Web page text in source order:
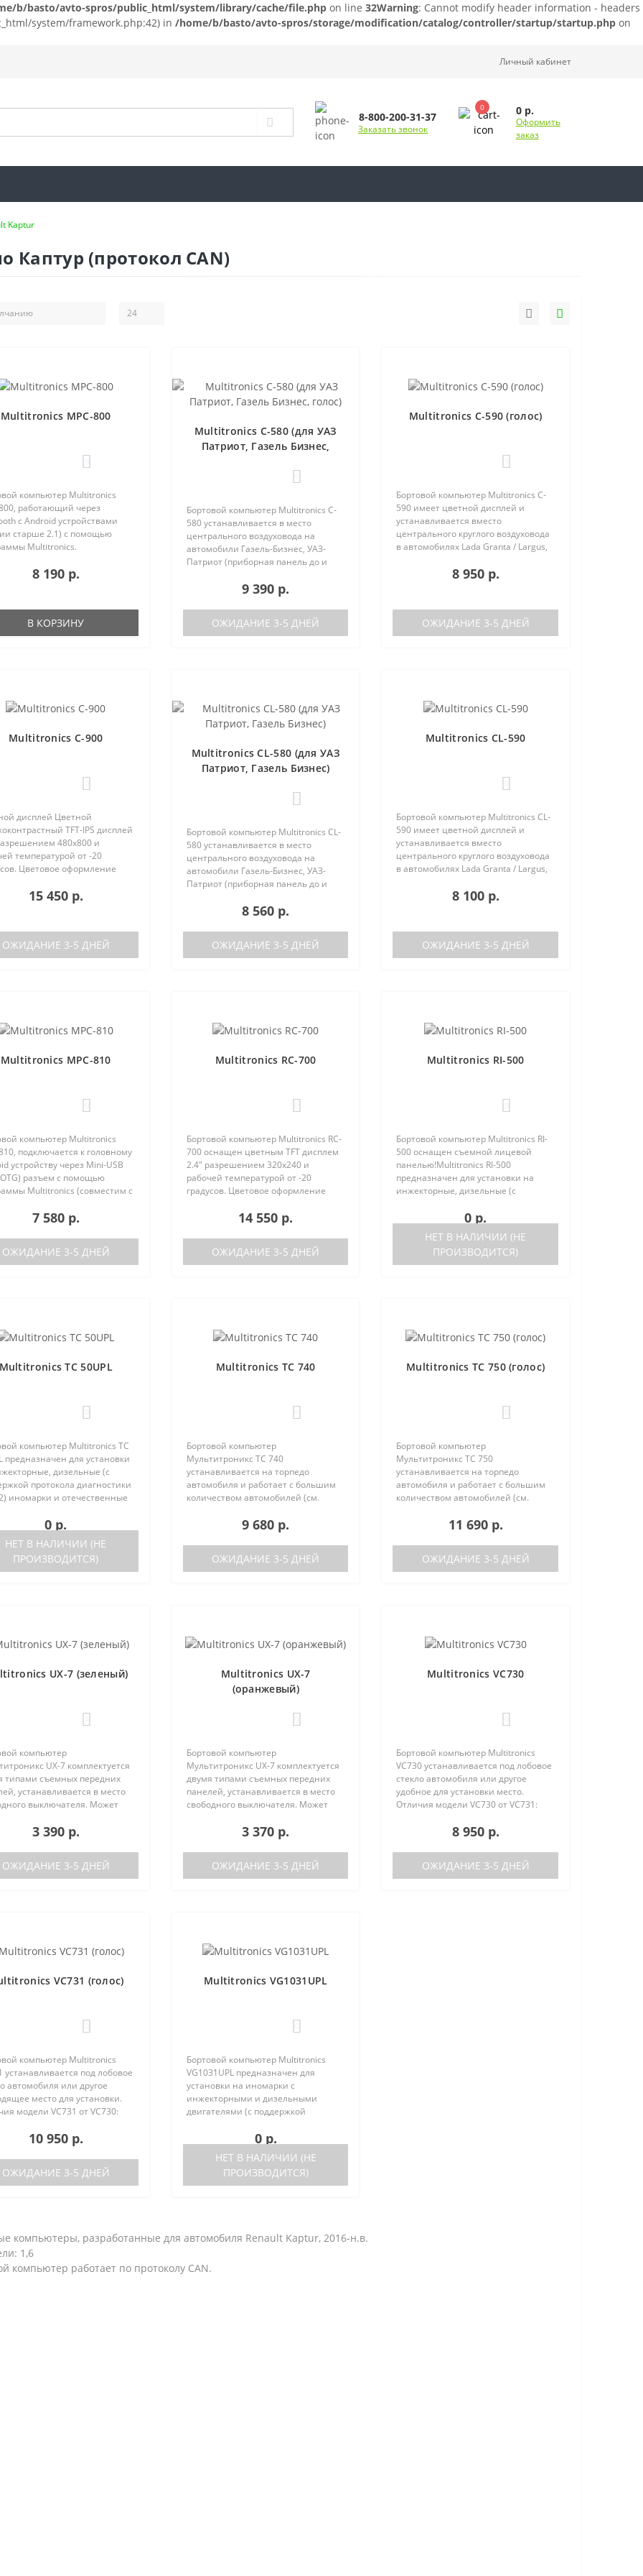
b/basto/avto-spros/public_html/system/library/cache/file.php on line 32Warning: Cannot modify header information - headers
system/framework.php:42) in /home/b/basto/avto-spros/storage/modification/catalog/controller/startup/startup.php on
Личный кабинет
8-800-200-31-37
Заказать звонок
0 0 р.
Оформить
заказ
Kaptur
Каптур (протокол CAN)
Multitronics MPC-800
компьютер Multitronics
работающий через
с Android устройствами
старше 2.1) с помощью
Multitronics.
с диагностическими
Автономная работа..
8 190 р.
В КОРЗИНУ
Multitronics C-580 (для УАЗ
Патриот, Газель Бизнес,
Бортовой компьютер Multitronics C-
580 устанавливается в место
центрального воздуховода на
автомобили Газель-Бизнес, УАЗ-
Патриот (приборная панель до и
характеристики Голосовое
оповещение Поддержка двух баков
(подключ..
9 390 р.
ОЖИДАНИЕ 3-5 ДНЕЙ
Multitronics C-590 (голос)
Бортовой компьютер Multitronics C-
590 имеет цветной дисплей и
устанавливается вместо
центрального круглого воздуховода
в автомобилях Lada Granta / Largus,
Nissan Almera, на место
центральной вставки панели
8 950 р.
ОЖИДАНИЕ 3-5 ДНЕЙ
Multitronics C-900
дисплей Цветной
TFT-IPS дисплей
480х800 и
температурой от -20
Цветовое оформление
индивидуально (по
15 450 р.
ОЖИДАНИЕ 3-5 ДНЕЙ
Multitronics CL-580 (для УАЗ
Патриот, Газель Бизнес)
Бортовой компьютер Multitronics CL-
580 устанавливается в место
центрального воздуховода на
автомобили Газель-Бизнес, УАЗ-
Патриот (приборная панель до и
характеристики Поддержка двух
баков (подключается к двум
датчикам..
8 560 р.
ОЖИДАНИЕ 3-5 ДНЕЙ
Multitronics CL-590
Бортовой компьютер Multitronics CL-
590 имеет цветной дисплей и
устанавливается вместо
центрального круглого воздуховода
в автомобилях Lada Granta / Largus,
Nissan Almera, на место
центральной вставки панели
8 100 р.
ОЖИДАНИЕ 3-5 ДНЕЙ
Multitronics MPC-810
компьютер Multitronics
подключается к головному
устройству через Mini-USB
разъем с помощью
Multitronics (совместим с
MPC-810 по сравнению с
7 580 р.
ОЖИДАНИЕ 3-5 ДНЕЙ
Multitronics RC-700
Бортовой компьютер Multitronics RC-
700 оснащен цветным TFT дисплем
2.4" разрешением 320х240 и
рабочей температурой от -20
градусов. Цветовое оформление
пользователем индивидуально (по
предустановленн..
14 550 р.
ОЖИДАНИЕ 3-5 ДНЕЙ
Multitronics RI-500
Бортовой компьютер Multitronics RI-
500 оснащен съемной лицевой
панелью!Multitronics RI-500
предназначен для установки на
инжекторные, дизельные (с
OBD-2) иномарки и отечественные
возможна ка..
0 р.
НЕТ В НАЛИЧИИ (НЕ
ПРОИЗВОДИТСЯ)
Multitronics TC 50UPL
компьютер Multitronics TC
предназначен для установки
дизельные (с
протокола диагностики
иномарки и отечественные
как с блоками управления
0 р.
НЕТ В НАЛИЧИИ (НЕ
ПРОИЗВОДИТСЯ)
Multitronics TC 740
Бортовой компьютер
Мультитроникс TC 740
устанавливается на торпедо
автомобиля и работает с большим
количеством автомобилей (см.
Отличия TC 740 от модели TC 750:
отсутствие голосового синтезатора
(модель TC 750 с го..
9 680 р.
ОЖИДАНИЕ 3-5 ДНЕЙ
Multitronics TC 750 (голос)
Бортовой компьютер
Мультитроникс TC 750
устанавливается на торпедо
автомобиля и работает с большим
количеством автомобилей (см.
Отличия TC 740 от модели TC 750:
отсутствие голосового синтезатора
(модель TC 740 ..
11 690 р.
ОЖИДАНИЕ 3-5 ДНЕЙ
UX-7 (зеленый)
компьютер
UX-7 комплектуется
типами съемных передних
устанавливается в место
выключателя. Может
GrantaЛада
/ Калина-2Лада Приора /
2Лада 110Ла..
3 390 р.
ОЖИДАНИЕ 3-5 ДНЕЙ
Multitronics UX-7
(оранжевый)
Бортовой компьютер
Мультитроникс UX-7 комплектуется
двумя типами съемных передних
панелей, устанавливается в место
свободного выключателя. Может
автомобили:Lada GrantaЛада
Калина / Калина-2Лада Приора /
Приора-2Лада 110Ла..
3 370 р.
ОЖИДАНИЕ 3-5 ДНЕЙ
Multitronics VC730
Бортовой компьютер Multitronics
VC730 устанавливается под лобовое
стекло автомобиля или другое
удобное для установки место.
Отличия модели VC730 от VC731:
(модель VC731 с голосом)
поддерживаемые протоколы диаг..
8 950 р.
ОЖИДАНИЕ 3-5 ДНЕЙ
VC731 (голос)
компьютер Multitronics
устанавливается под лобовое
автомобиля или другое
место для установки.
модели VC731 от VC730:
VC730 без голоса)
10 950 р.
ОЖИДАНИЕ 3-5 ДНЕЙ
Multitronics VG1031UPL
Бортовой компьютер Multitronics
VG1031UPL предназначен для
установки на иномарки с
инжекторными и дизельными
двигателями (с поддержкой
отечественные автомобили. Работа
управления, так и на..
0 р.
НЕТ В НАЛИЧИИ (НЕ
ПРОИЗВОДИТСЯ)
компьютеры, разработанные для автомобиля Renault Kaptur, 2016-н.в.
1,6
компьютер работает по протоколу CAN.